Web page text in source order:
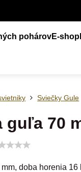
pohárovE-shop
Sviečky Gule
guľa 70
doba horenia 16